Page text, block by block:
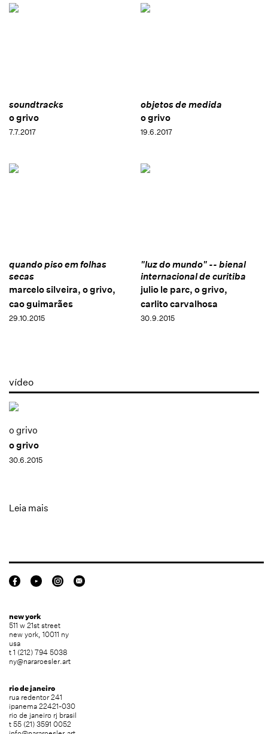
soundtracks
o grivo
7.7.2017
objetos de medida
o grivo
19.6.2017
quando piso em folhas
secas
marcelo silveira, o grivo,
cao guimarães
29.10.2015
"luz do mundo" -- bienal
internacional de curitiba
julio le parc, o grivo,
carlito carvalhosa
30.9.2015
vídeo
o grivo
o grivo
30.6.2015
Leia mais
new york
511 w 21st street
new york, 10011 ny
usa
t 1 (212) 794 5038
ny@nararoesler.art
rio de janeiro
rua redentor 241
ipanema 22421-030
rio de janeiro rj brasil
t 55 (21) 3591 0052